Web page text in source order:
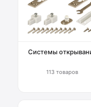
Системы
113 товаров